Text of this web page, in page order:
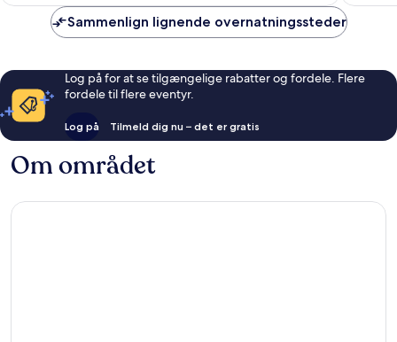
Sammenlign lignende overnatningssteder
Log på for at se tilgængelige rabatter og fordele. Flere
fordele til flere eventyr.
Log på Tilmeld dig nu – det er gratis
Om området